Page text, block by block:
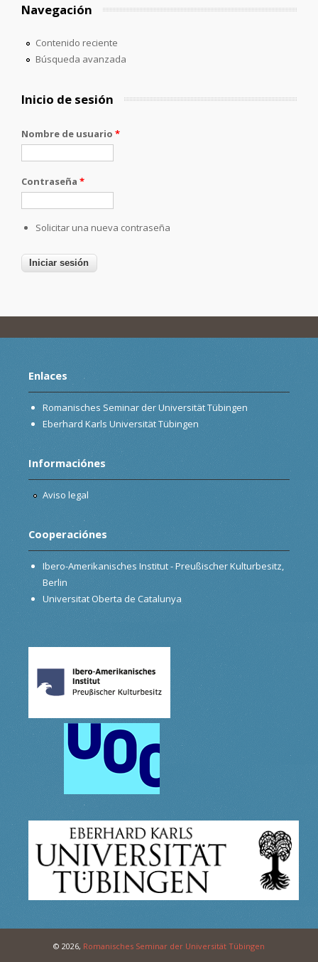
Navegación
Contenido reciente
Búsqueda avanzada
Inicio de sesión
Nombre de usuario *
Contraseña *
Solicitar una nueva contraseña
Enlaces
Romanisches Seminar der Universität Tübingen
Eberhard Karls Universität Tübingen
Informaciónes
Aviso legal
Cooperaciónes
Ibero-Amerikanisches Institut - Preußischer Kulturbesitz,
Berlin
Universitat Oberta de Catalunya
© 2026, Romanisches Seminar der Universität Tübingen